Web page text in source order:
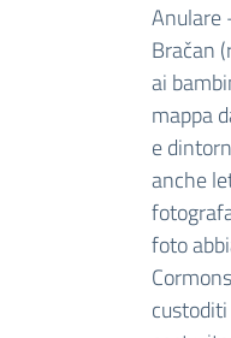
Anulare
Bračan
ai
mappa
e
anche
foto